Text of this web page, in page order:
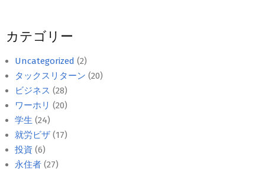
カテゴリー
Uncategorized (2)
タックスリターン (20)
ビジネス (28)
ワーホリ (20)
学生 (24)
就労ビザ (17)
投資 (6)
永住者 (27)